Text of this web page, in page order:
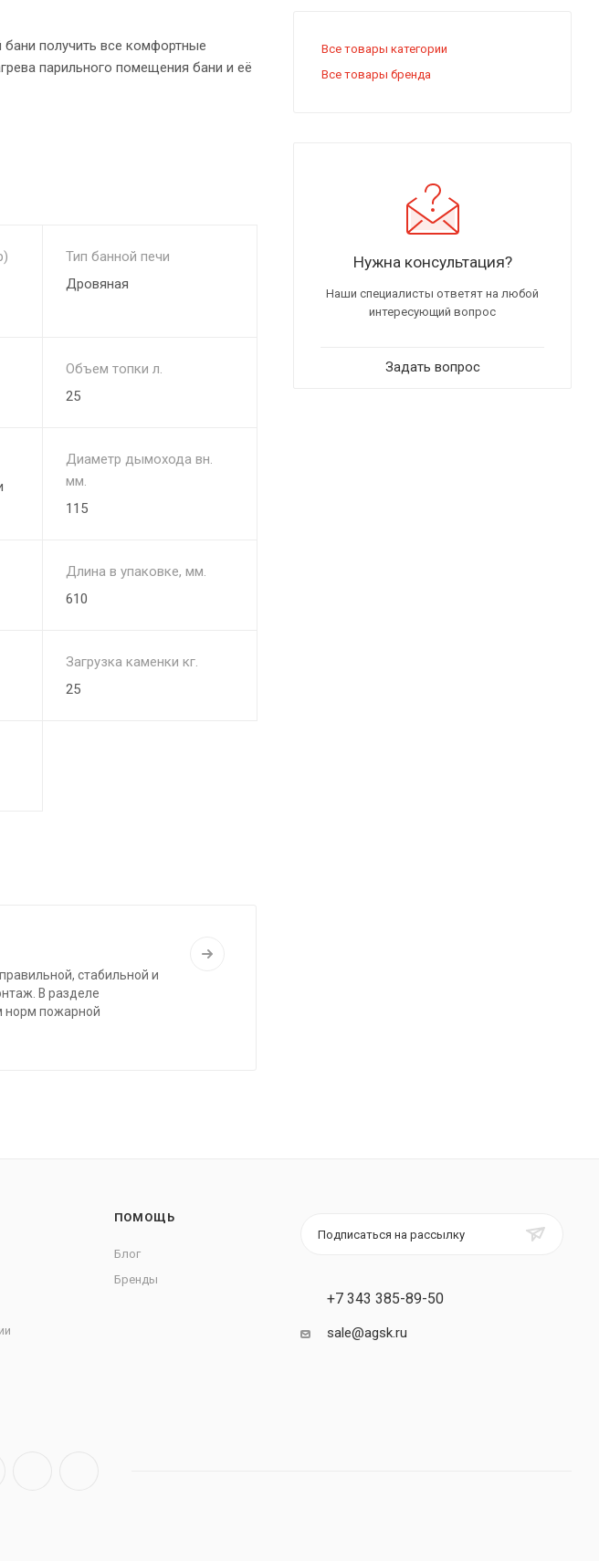
получить все комфортные
парильного помещения бани и её
парного помещения до 9
эта малышка имеет
сварных швов, обладает
зарубежных аналогов, собственного
Тип банной печи
Дровяная
Объем топки л.
25
Диаметр дымохода вн.
мм.
115
Длина в упаковке, мм.
610
Загрузка каменки кг.
25
стабильной и
В разделе
норм пожарной
Все товары категории
Все товары бренда
Нужна консультация?
Наши специалисты ответят на любой
интересующий вопрос
Задать вопрос
ПОМОЩЬ
Блог
Бренды
Подписаться на рассылку
+7 343 385-89-50
sale@agsk.ru